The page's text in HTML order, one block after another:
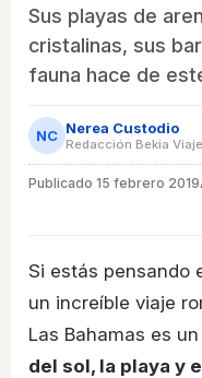
Sus playas de
cristalinas, sus
fauna hace de
NC Nerea Custodio
Redacción Bekia
Publicado 15 febrero 2019
Si estás pensando
un increíble viaje
Las Bahamas es
del sol, la playa y